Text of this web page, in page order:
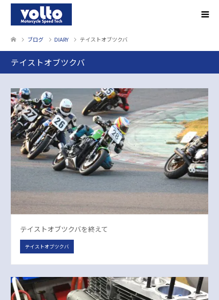
ブログ DIARY テイストオブツクバ
テイストオブツクバ
テイストオブツクバを終えて
テイストオブツクバ